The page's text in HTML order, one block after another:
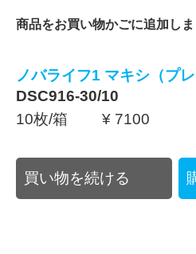
商品をお買い物かごに追加しま
ノバライフ1 マキシ（プレ
DSC916-30/10
10枚/箱 ¥ 7100
買い物を続ける